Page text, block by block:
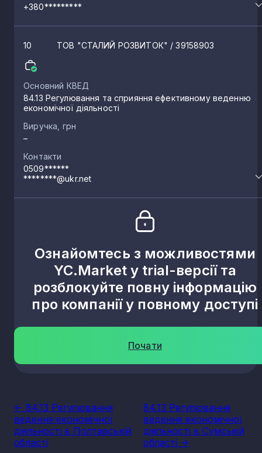
+380*********
10 ТОВ "СТАЛИЙ РОЗВИТОК" / 39158903
Основний КВЕД
84.13 Регулювання та сприяння ефективному веденню
економічної діяльності
Виручка, грн
–
Контакти
0509******
********@ukr.net
Ознайомтесь з можливостями
YC.Market у trial-версії та
розблокуйте повну інформацію
про компанії у повному доступі
Почати
<- 84.13 Регулювання
ведення економічної
діяльності в Полтавській
області
84.13 Регулювання
ведення економічної
діяльності в Сумській
області ->